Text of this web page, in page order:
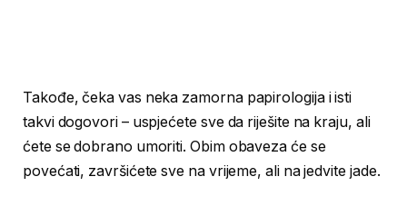
Takođe, čeka vas neka zamorna papirologija i isti
takvi dogovori – uspjećete sve da riješite na kraju, ali
ćete se dobrano umoriti. Obim obaveza će se
povećati, završićete sve na vrijeme, ali na jedvite jade.